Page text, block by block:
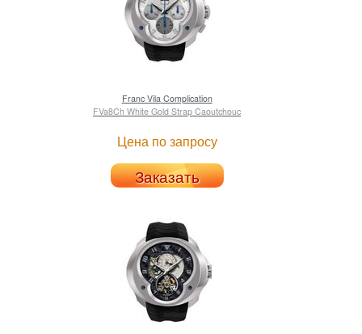
Franc VilaComplication
FVa8Ch White Gold Strap Caoutchouc
Цена по запросу
Заказать